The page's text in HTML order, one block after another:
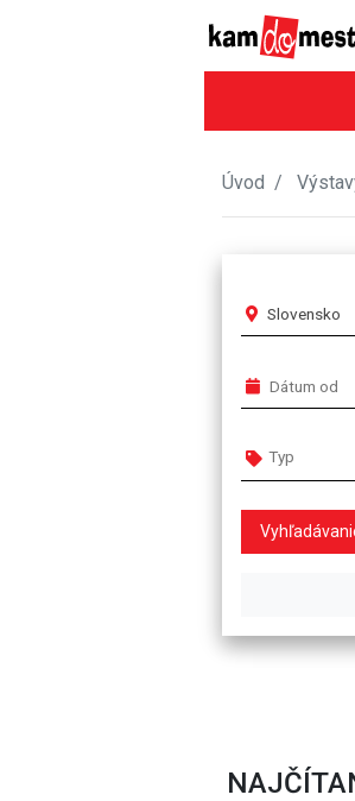
Úvod
Slovensko